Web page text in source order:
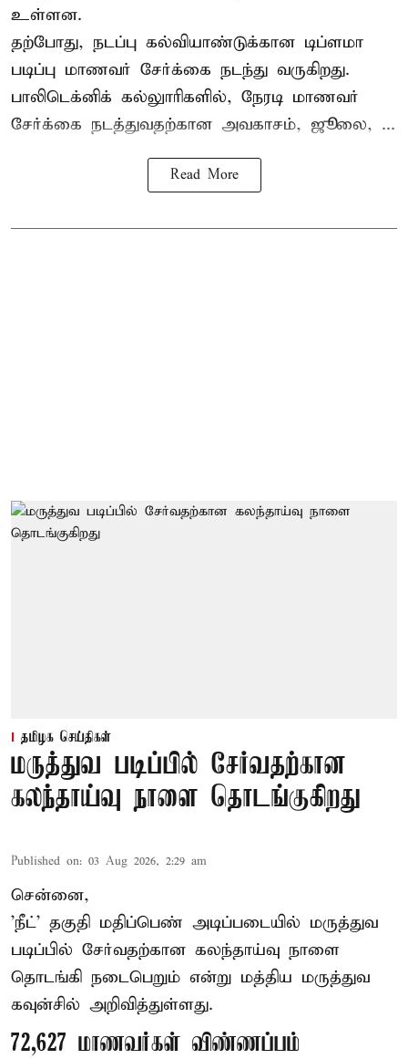
உள்ளன.
தற்போது, நடப்பு கல்வியாண்டுக்கான டிப்ளமா
படிப்பு மாணவர் சேர்க்கை நடந்து வருகிறது.
பாலிடெக்னிக் கல்லுாரிகளில், நேரடி மாணவர்
சேர்க்கை நடத்துவதற்கான அவகாசம், ஜூலை, ...
Read More
தமிழக செய்திகள்
மருத்துவ படிப்பில் சேர்வதற்கான
கலந்தாய்வு நாளை தொடங்குகிறது
Published on: 03 Aug 2026, 2:29 am
சென்னை,
'நீட்' தகுதி மதிப்பெண் அடிப்படையில் மருத்துவ
படிப்பில் சேர்வதற்கான கலந்தாய்வு நாளை
தொடங்கி நடைபெறும் என்று மத்திய மருத்துவ
கவுன்சில் அறிவித்துள்ளது.
72,627 மாணவர்கள் விண்ணப்பம்